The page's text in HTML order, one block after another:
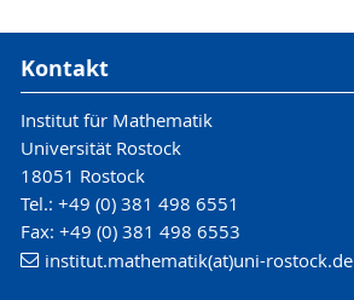
Kontakt
Institut für Mathematik
Universität Rostock
18051 Rostock
Tel.: +49 (0) 381 498 6551
Fax: +49 (0) 381 498 6553
institut.mathematik(at)uni-rostock.de